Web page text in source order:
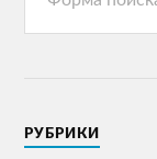
РУБРИКИ